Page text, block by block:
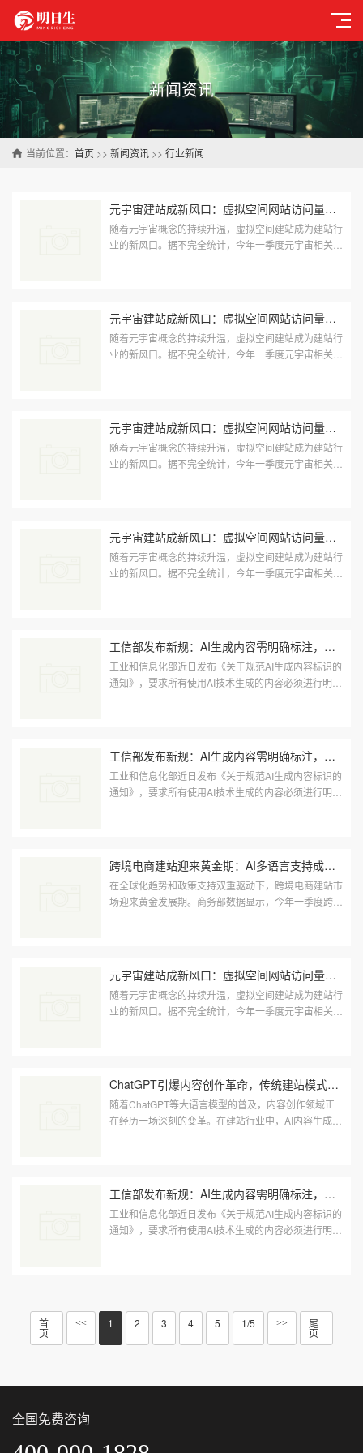
新闻资讯
当前位置： 首页 >> 新闻资讯 >> 行业新闻
元宇宙建站成新风口：虚拟空间网站访问量激增200%，技术标准亟待统一
随着元宇宙概念的持续升温，虚拟空间建站成为建站行
业的新风口。据不完全统计，今年一季度元宇宙相关网
元宇宙建站成新风口：虚拟空间网站访问量激增200%，技术标准亟待统一
随着元宇宙概念的持续升温，虚拟空间建站成为建站行
业的新风口。据不完全统计，今年一季度元宇宙相关网
元宇宙建站成新风口：虚拟空间网站访问量激增200%，技术标准亟待统一
随着元宇宙概念的持续升温，虚拟空间建站成为建站行
业的新风口。据不完全统计，今年一季度元宇宙相关网
元宇宙建站成新风口：虚拟空间网站访问量激增200%，技术标准亟待统一
随着元宇宙概念的持续升温，虚拟空间建站成为建站行
业的新风口。据不完全统计，今年一季度元宇宙相关网
工信部发布新规：AI生成内容需明确标注，建站行业迎来规范化发展
工业和信息化部近日发布《关于规范AI生成内容标识的
通知》，要求所有使用AI技术生成的内容必须进行明确
工信部发布新规：AI生成内容需明确标注，建站行业迎来规范化发展
工业和信息化部近日发布《关于规范AI生成内容标识的
通知》，要求所有使用AI技术生成的内容必须进行明确
跨境电商建站迎来黄金期：AI多语言支持成核心竞争力
在全球化趋势和政策支持双重驱动下，跨境电商建站市
场迎来黄金发展期。商务部数据显示，今年一季度跨境
元宇宙建站成新风口：虚拟空间网站访问量激增200%，技术标准亟待统一
随着元宇宙概念的持续升温，虚拟空间建站成为建站行
业的新风口。据不完全统计，今年一季度元宇宙相关网
ChatGPT引爆内容创作革命，传统建站模式面临重构挑战
随着ChatGPT等大语言模型的普及，内容创作领域正
在经历一场深刻的变革。在建站行业中，AI内容生成能
工信部发布新规：AI生成内容需明确标注，建站行业迎来规范化发展
工业和信息化部近日发布《关于规范AI生成内容标识的
通知》，要求所有使用AI技术生成的内容必须进行明确
首
页
<< 1 2 3 4 5 1/5 >> 尾
页
全国免费咨询